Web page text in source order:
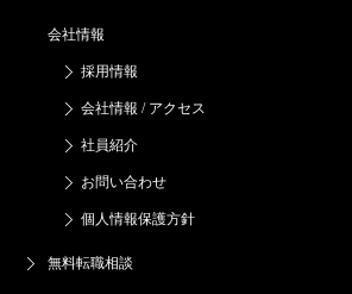
会社情報
採用情報
会社情報 / アクセス
社員紹介
お問い合わせ
個人情報保護方針
無料転職相談